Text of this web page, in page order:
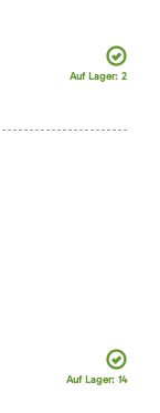
Auf Lager: 2
Auf Lager: 14